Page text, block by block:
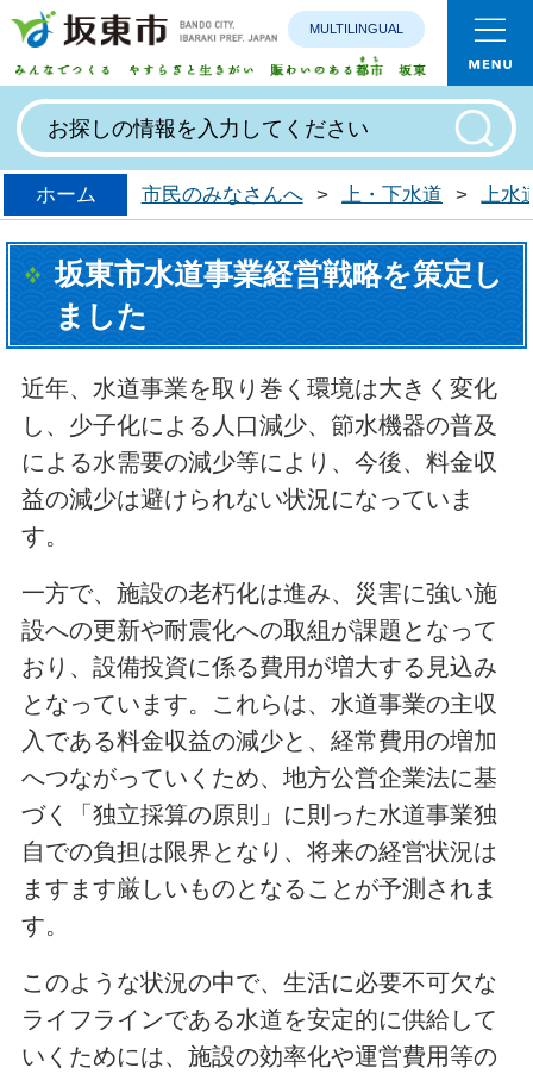
みんなで
MULTILINGUAL
ホーム 市民のみなさんへ > 上・下水道 > 上水
坂東市水道事業経営戦略を策定し
ました
近年、水道事業を取り巻く環境は大きく変化
し、少子化による人口減少、節水機器の普及
による水需要の減少等により、今後、料金収
益の減少は避けられない状況になっていま
す。
一方で、施設の老朽化は進み、災害に強い施
設への更新や耐震化への取組が課題となって
おり、設備投資に係る費用が増大する見込み
となっています。これらは、水道事業の主収
入である料金収益の減少と、経常費用の増加
へつながっていくため、地方公営企業法に基
づく「独立採算の原則」に則った水道事業独
自での負担は限界となり、将来の経営状況は
ますます厳しいものとなることが予測されま
す。
このような状況の中で、生活に必要不可欠な
ライフラインである水道を安定的に供給して
いくためには、施設の効率化や運営費用等の